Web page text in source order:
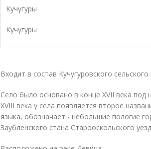
Кучугуры
Кучугуры
Входит в состав Кучугуровского
Село было основано в конце XVII века
XVIII века у села появляется второе
языка, обозначает - небольшие пологие
Заубленского стана Старооскольского